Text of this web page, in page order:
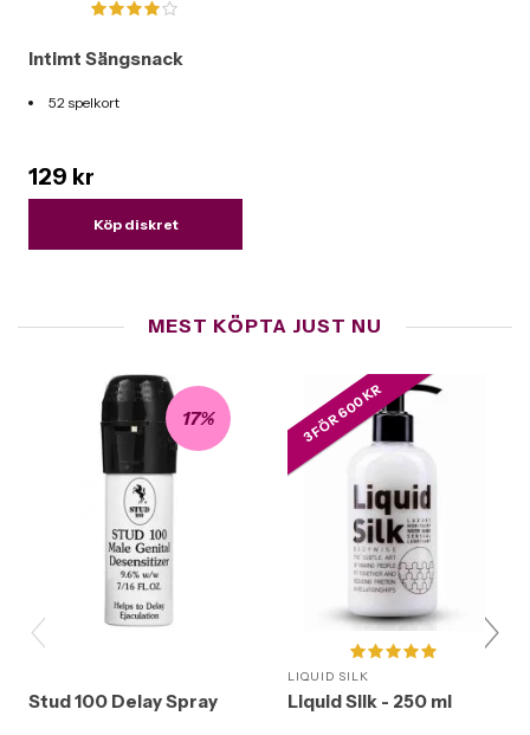
Intimt Sängsnack
52 spelkort
129 kr
Köp diskret
MEST KÖPTA JUST NU
17%
Stud 100 Delay Spray
3 FÖR 600 KR
LIQUID SILK
Liquid Silk - 250 ml